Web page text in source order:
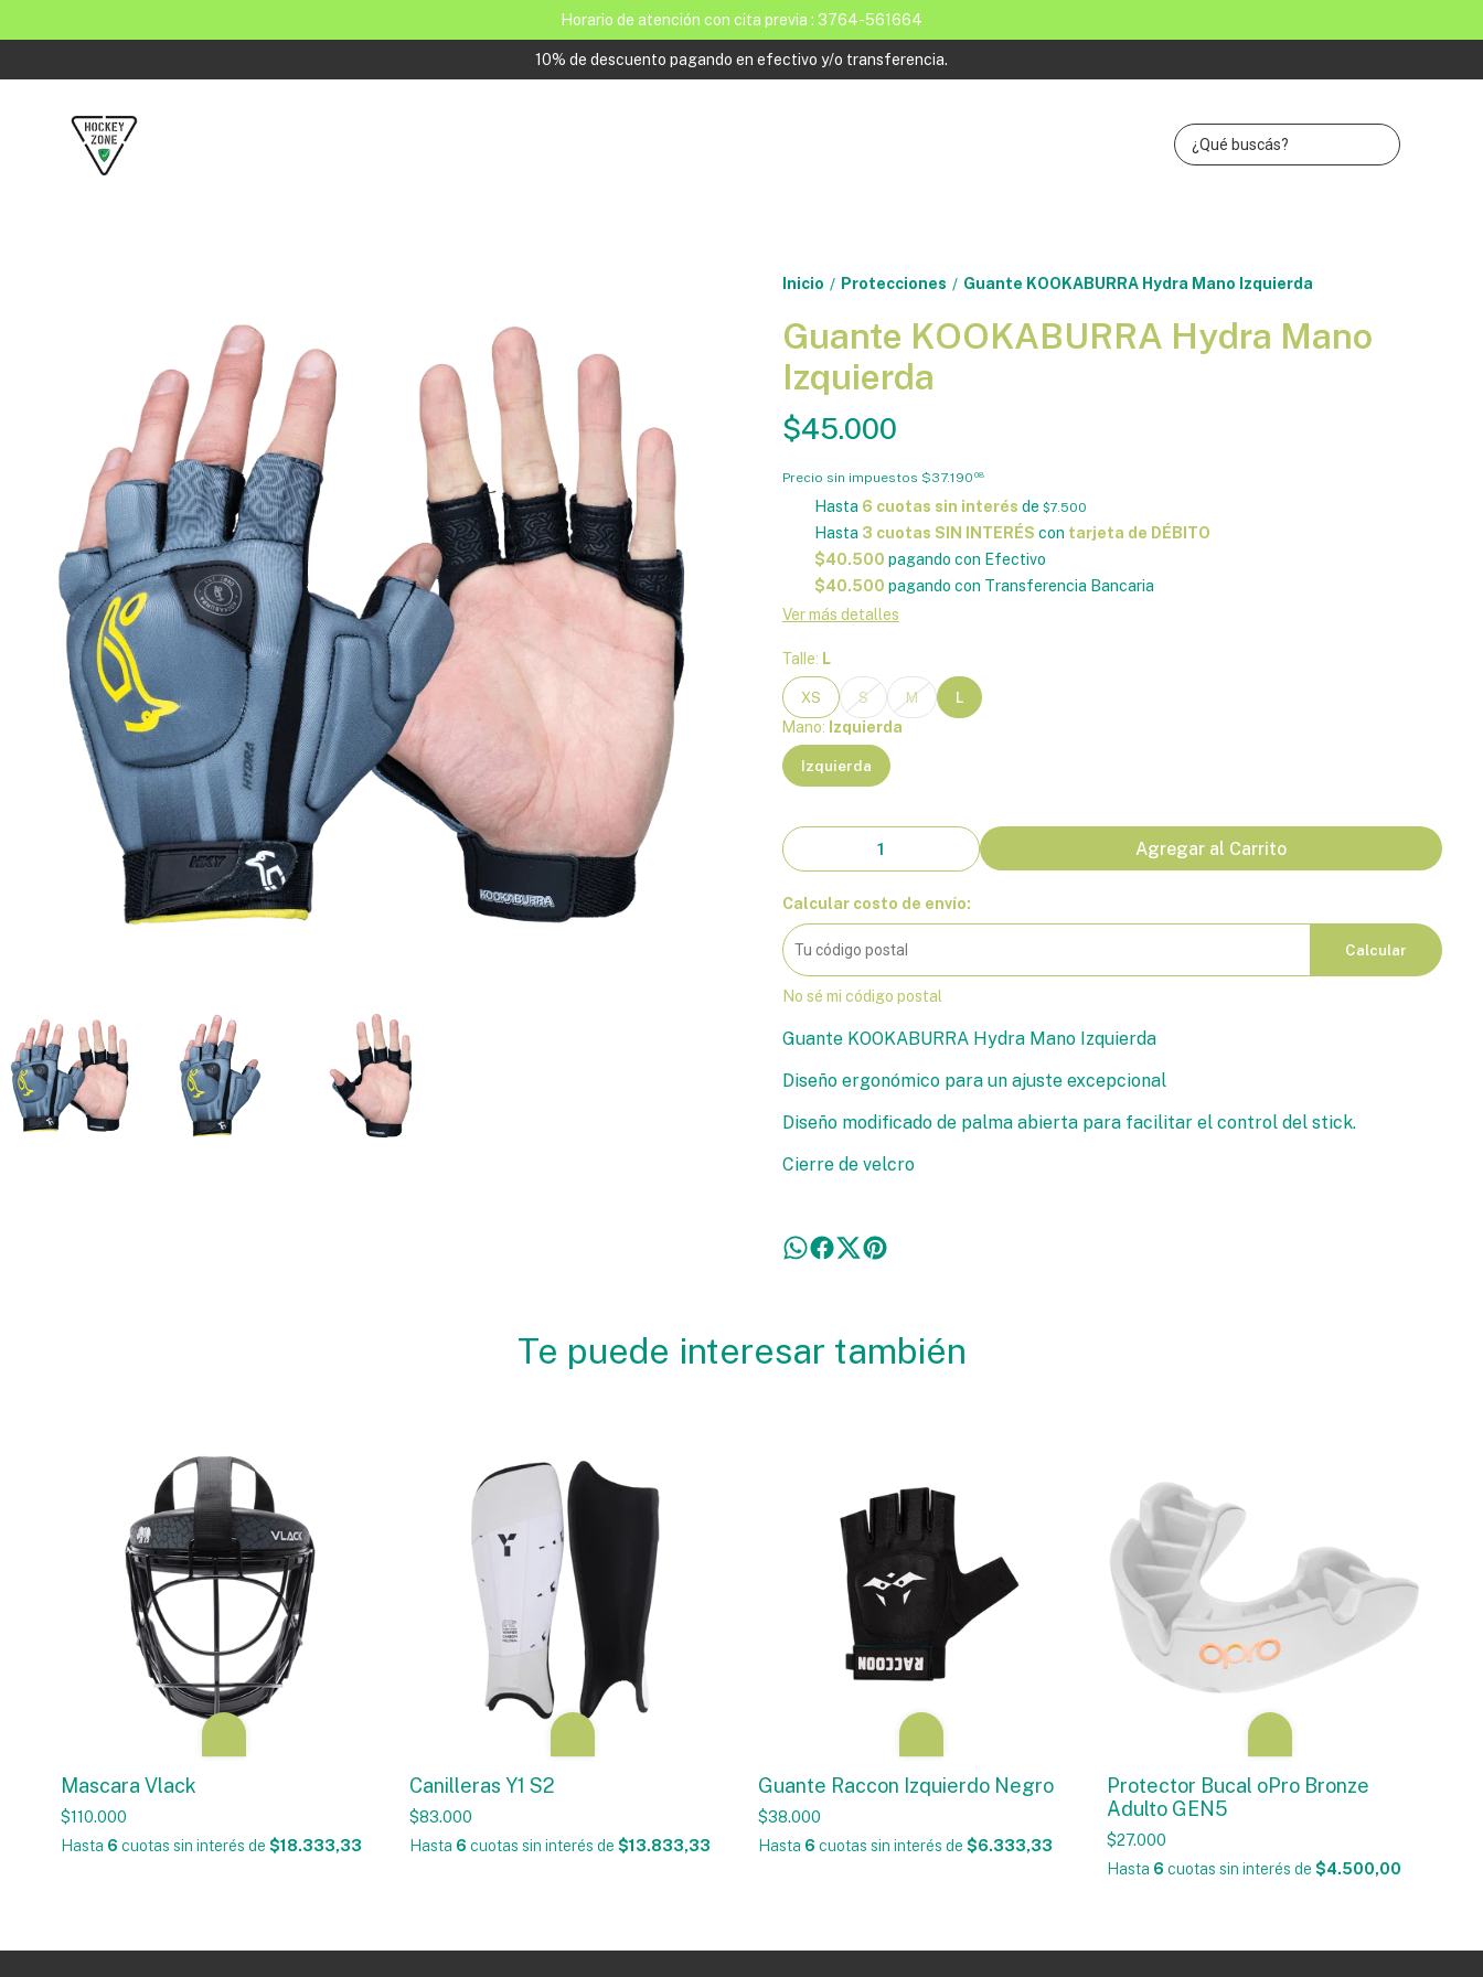
Horario de atención con cita previa : 3764-561664
10% de descuento pagando en efectivo y/o transferencia.
Inicio / Protecciones / Guante KOOKABURRA Hydra Mano Izquierda
Guante KOOKABURRA Hydra Mano
Izquierda
$45.000
Precio sin impuestos $37.190 08
Hasta 6 cuotas sin interés de $7.500
Hasta 3 cuotas SIN INTERÉS con tarjeta de DÉBITO
$40.500 pagando con Efectivo
$40.500 pagando con Transferencia Bancaria
Ver más detalles
Talle: L
XS S M
L
Mano: Izquierda
Izquierda
Agregar al Carrito
Calcular costo de envío:
Calcular
No sé mi código postal
Guante KOOKABURRA Hydra Mano Izquierda
Diseño ergonómico para un ajuste excepcional
Diseño modificado de palma abierta para facilitar el control del stick.
Cierre de velcro
Te puede interesar también
Mascara Vlack
$110.000
Hasta 6 cuotas sin interés de $18.333,33
Canilleras Y1 S2
$83.000
Hasta 6 cuotas sin interés de $13.833,33
Guante Raccon Izquierdo Negro
$38.000
Hasta 6 cuotas sin interés de $6.333,33
Protector Bucal oPro Bronze
Adulto GEN5
$27.000
Hasta 6 cuotas sin interés de $4.500,00